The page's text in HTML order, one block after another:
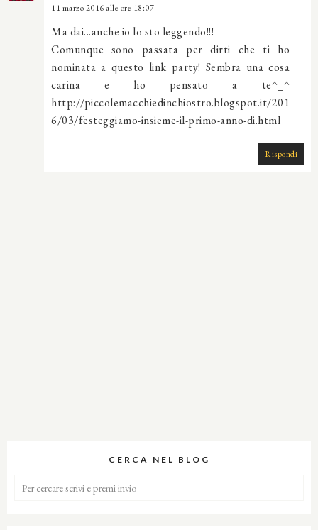
11 marzo 2016 alle ore 18:07
Ma dai...anche io lo sto leggendo!!!
Comunque sono passata per dirti che ti ho
nominata a questo link party! Sembra una cosa
carina e ho pensato a te^_^
http://piccolemacchiedinchiostro.blogspot.it/201
6/03/festeggiamo-insieme-il-primo-anno-di.html
Rispondi
CERCA NEL BLOG